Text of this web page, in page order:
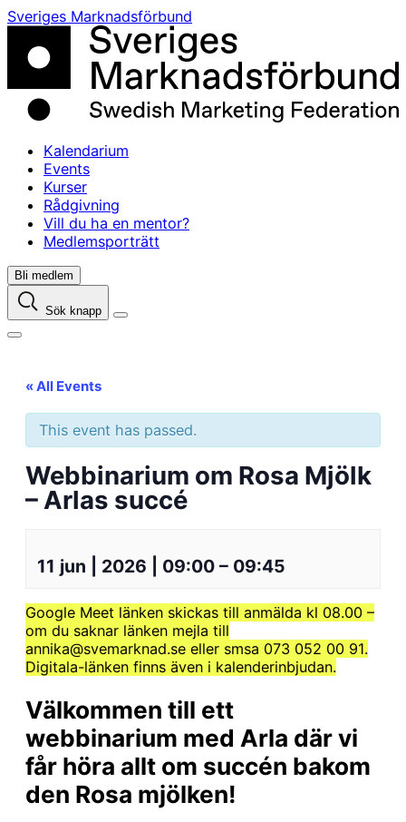
Skip
content
Sveriges Marknadsförbund
Kalendarium
Events
Kurser
Rådgivning
Vill du ha en mentor?
Medlemsporträtt
Bli medlem
Sök knapp
« All Events
This event has passed.
Webbinarium om Rosa Mjölk
– Arlas succé
11 jun | 2026 09:00 – 09:45
Google Meet länken skickas till anmälda kl 08.00 –
om du saknar länken mejla till
annika@svemarknad.se eller smsa 073 052 00 91.
Digitala-länken finns även i kalenderinbjudan.
Välkommen till ett
webbinarium med Arla där vi
får höra allt om succén bakom
den Rosa mjölken!